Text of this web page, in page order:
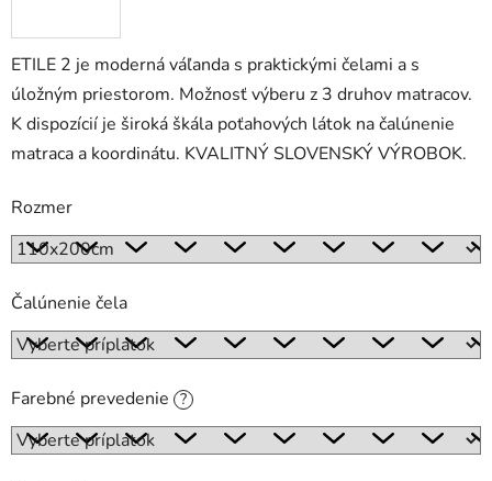
ETILE 2 je moderná váľanda s praktickými čelami a s
úložným priestorom. Možnosť výberu z 3 druhov matracov.
K dispozícií je široká škála poťahových látok na čalúnenie
matraca a koordinátu. KVALITNÝ SLOVENSKÝ VÝROBOK.
Rozmer
Čalúnenie čela
Farebné prevedenie ?